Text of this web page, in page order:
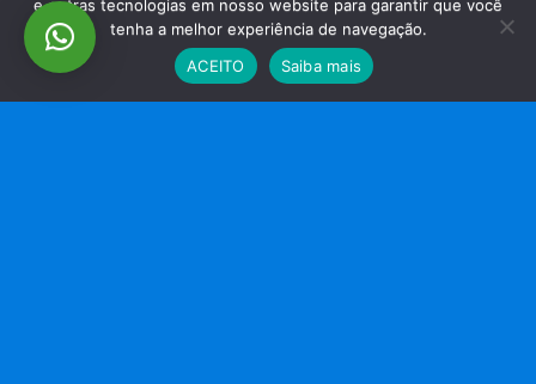
e outras tecnologias em nosso website para garantir que você
tenha a melhor experiência de navegação.
ACEITO
Saiba mais